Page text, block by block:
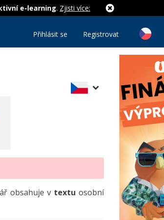
e-learning. Zjisti více:
Přihlásit se Registrovat
obsahuje v textu osobní